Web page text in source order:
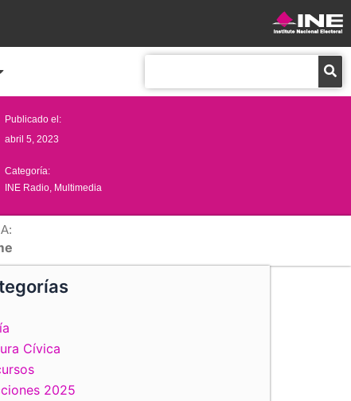
Publicado el:
abril 5, 2023
Categoría:
INE Radio Multimedia
Cívica
2025